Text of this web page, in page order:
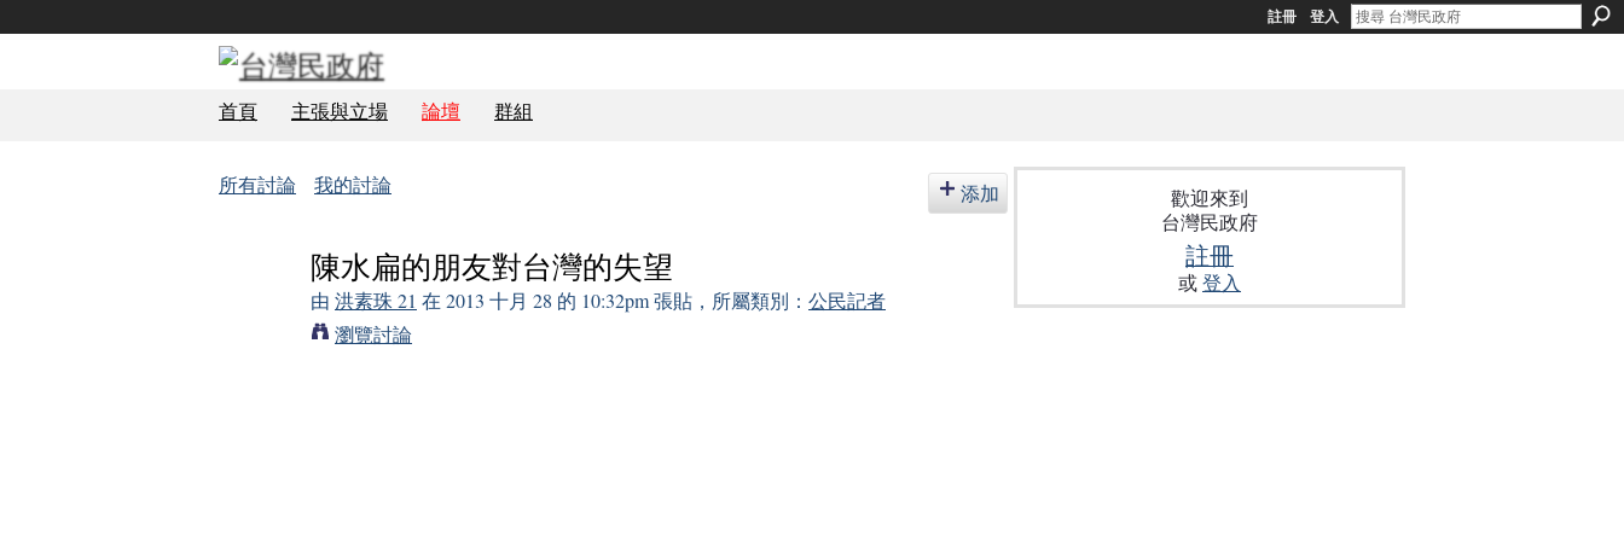
註冊 登入
首頁 主張與立場 論壇 群組
所有討論 我的討論 添加
陳水扁的朋友對台灣的失望
由 洪素珠 21 在 2013 十月 28 的 10:32pm 張貼，所屬類別： 公民記者
瀏覽討論
歡迎來到
台灣民政府
註冊
或登入